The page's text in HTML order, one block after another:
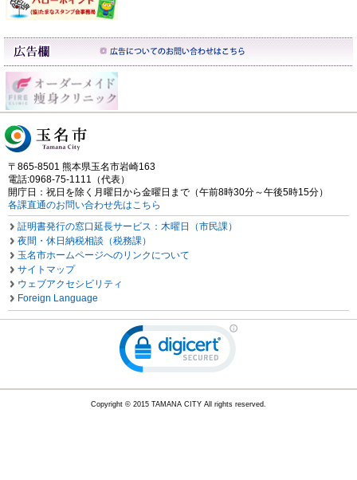
〒865-8501 熊本県玉名市岩崎163
電話:0968-75-1111（代表）
開庁日：祝日を除く月曜日から金曜日まで（午前8時30分～午後5時15分）
各課直通のお問い合わせ先はこちら
証明書発行の窓口延長サービス：木曜日（市民課）
夜間・休日納税相談（税務課）
玉名市ホームページへのリンクについて
サイトマップ
ウェブアクセシビリティ
Foreign Language
Copyright © 2015 TAMANA CITY All rights reserved.